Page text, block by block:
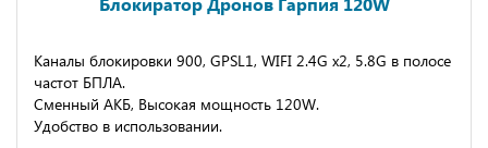
Каналы блокировки 900, GPSL1, WIFI 2.4G х2, 5.8G в полосе
частот БПЛА.
Сменный АКБ, Высокая мощность 120W.
Удобство в использовании.